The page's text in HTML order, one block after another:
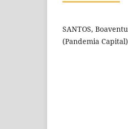
SANTOS,
(Pandemia